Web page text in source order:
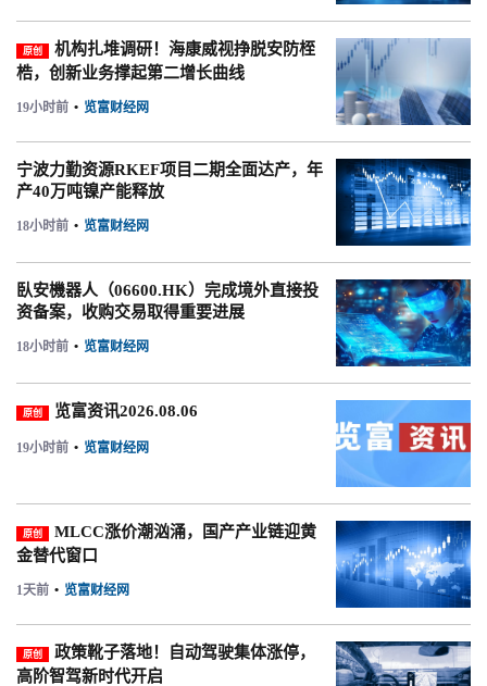
原创
机构扎堆调研！海康威视挣脱安防桎
梏，创新业务撑起第二增长曲线
19小时前 • 览富财经网
宁波力勤资源RKEF项目二期全面达产，年
产40万吨镍产能释放
18小时前 • 览富财经网
臥安機器人（06600.HK）完成境外直接投
资备案，收购交易取得重要进展
18小时前 • 览富财经网
原创 览富资讯2026.08.06
19小时前 • 览富财经网
原创
MLCC涨价潮汹涌，国产产业链迎黄
金替代窗口
1天前 • 览富财经网
原创
政策靴子落地！自动驾驶集体涨停，
高阶智驾新时代开启